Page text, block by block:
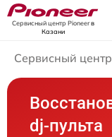
Сервисный центр Pioneerв
Казани
Сервисный
dj-пульта